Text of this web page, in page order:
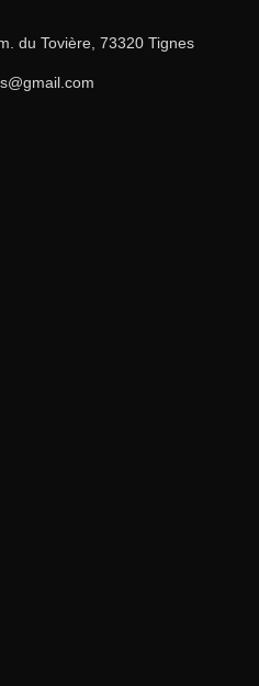
du Tovière, 73320 Tignes